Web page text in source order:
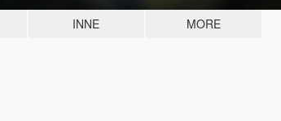
INNE MORE